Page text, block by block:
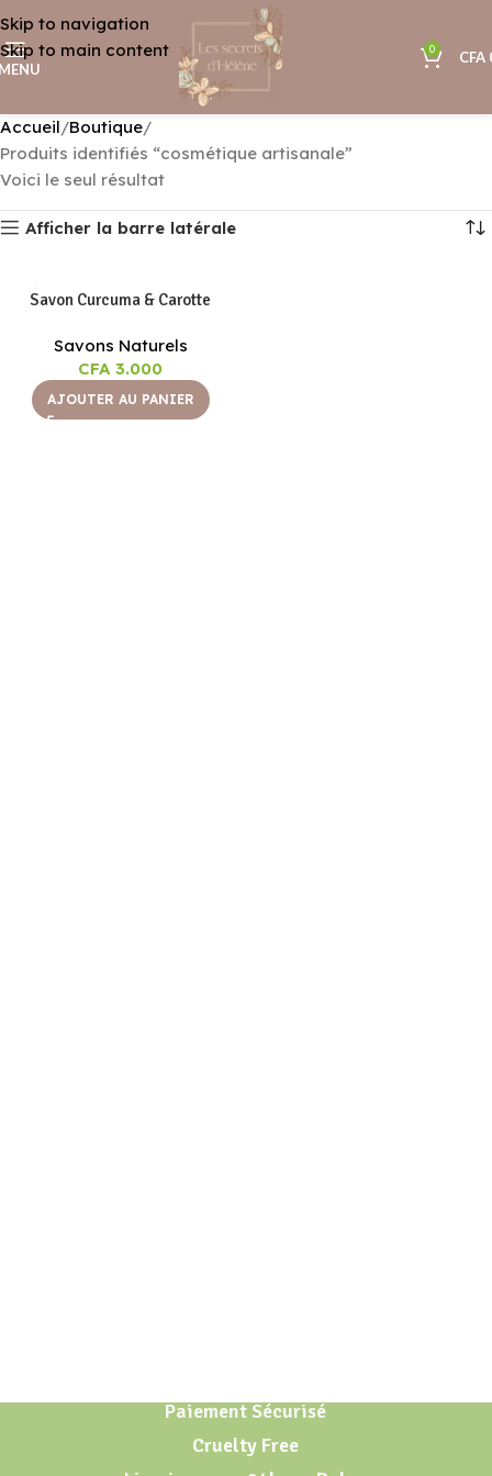
Skip to navigation
Skip to main content
0 CFA
Accueil Boutique
Produits identifiés “cosmétique artisanale”
Voici le seul résultat
Afficher la barre latérale
Savon Curcuma & Carotte
Savons Naturels
CFA3.000
AJOUTER AU PANIER
Paiement Sécurisé
Cruelty Free